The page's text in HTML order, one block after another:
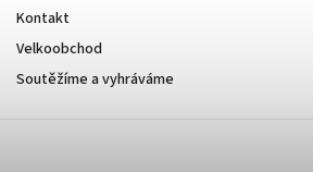
Kontakt
Velkoobchod
Soutěžíme a vyhráváme